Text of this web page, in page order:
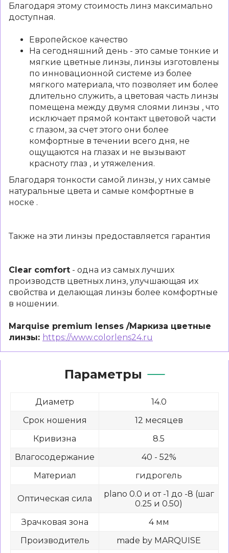
Благодаря этому стоимость линз максимально
доступная.
Европейское качество
На сегодняшний день - это самые тонкие и
мягкие цветные линзы, линзы изготовлены
по инновационной системе из более
мягкого материала, что позволяет им более
длительно служить, а цветовая часть линзы
помещена между двумя слоями линзы , что
исключает прямой контакт цветовой части
с глазом, за счет этого они более
комфортные в течении всего дня, не
ощущаются на глазах и не вызывают
красноту глаз , и утяжеления.
Благодаря тонкости самой линзы, у них самые
натуральные цвета и самые комфортные в
носке .
Также на эти линзы предоставляется гарантия
Clear comfort - одна из самых лучших
производств цветных линз, улучшающая их
свойства и делающая линзы более комфортные
в ношении.
Marquise premium lenses /Маркиза цветные
линзы: https://www.colorlens24.ru
Параметры
Диаметр
14.0
Срок ношения
12 месяцев
Кривизна
8.5
Влагосодержание
40 - 52%
Материал
гидрогель
Оптическая сила
plano 0.0 и от -1 до -8 (шаг
0.25 и 0.50)
Зрачковая зона
4 мм
Производитель
made by MARQUISE